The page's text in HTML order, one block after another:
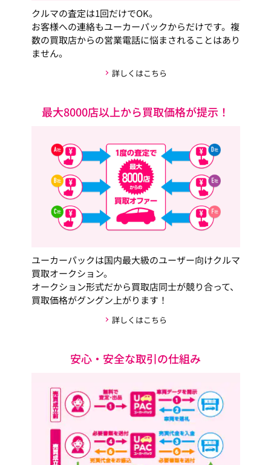
クルマの査定は1回だけでOK。
お客様への連絡もユーカーパックからだけです。複
数の買取店からの営業電話に悩まされることはあり
ません。
詳しくはこちら
最大8000店以上から買取価格が提示！
ユーカーパックは国内最大級のユーザー向けクルマ
買取オークション。
オークション形式だから買取店同士が競り合って、
買取価格がグングン上がります！
詳しくはこちら
安心・安全な取引の仕組み